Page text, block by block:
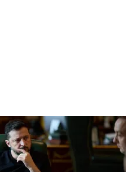
"специальную
против России: какие
Фото